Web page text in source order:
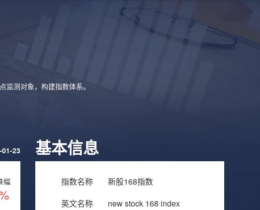
测对象，构建指数体系。
01-23
幅
基本信息
指数名称
新股168指数
英文名称
new stock 168 index